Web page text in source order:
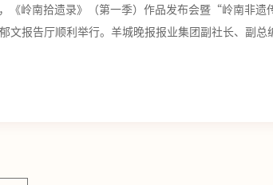
《岭南拾遗录》（第一季）作品发布会暨“岭南非遗
文报告厅顺利举行。羊城晚报报业集团副社长、副总